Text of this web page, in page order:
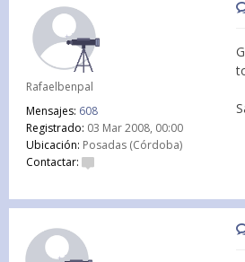
Rafaelbenpal
Mensajes: 608
Registrado: 03 Mar 2008, 00:00
Ubicación: Posadas (Córdoba)
Contactar: